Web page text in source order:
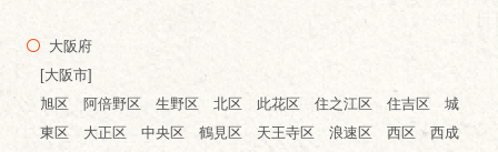
大阪府
[大阪市]
旭区 阿倍野区 生野区 北区 此花区 住之江区 住吉区 城
東区 大正区 中央区 鶴見区 天王寺区 浪速区 西区 西成